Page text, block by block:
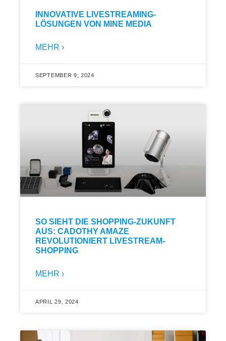
INNOVATIVE LIVESTREAMING-
LÖSUNGEN VON MINE MEDIA
MEHR ›
SEPTEMBER 9, 2024
SO SIEHT DIE SHOPPING-ZUKUNFT
AUS: CADOTHY AMAZE
REVOLUTIONIERT LIVESTREAM-
SHOPPING
MEHR ›
APRIL 29, 2024